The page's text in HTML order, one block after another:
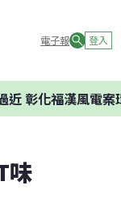
電子報 登入
化福漢風電案環
味